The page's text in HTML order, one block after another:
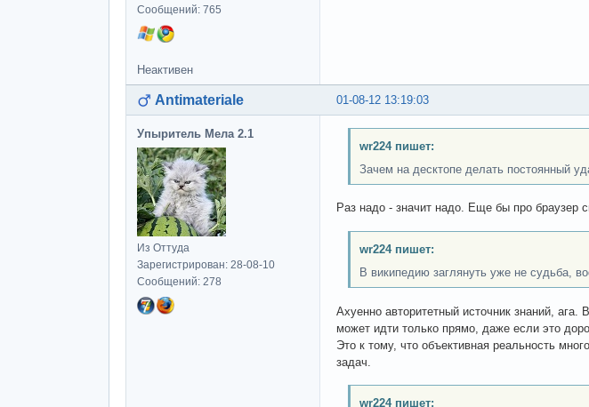
Сообщений: 765
Неактивен
01-08-12 13:19:03
Antimateriale
Упыритель Мела 2.1
Из Оттуда
Зарегистрирован: 28-08-10
Сообщений: 278
wr224 пишет:
Зачем на десктопе делать постоянный
Раз надо - значит надо. Еще бы про браузер
wr224 пишет:
В википедию заглянуть уже не судьба,
Ахуенно авторитетный источник знаний,
может идти только прямо, даже если это
Это к тому, что объективная реальность
задач.
wr224 пишет: